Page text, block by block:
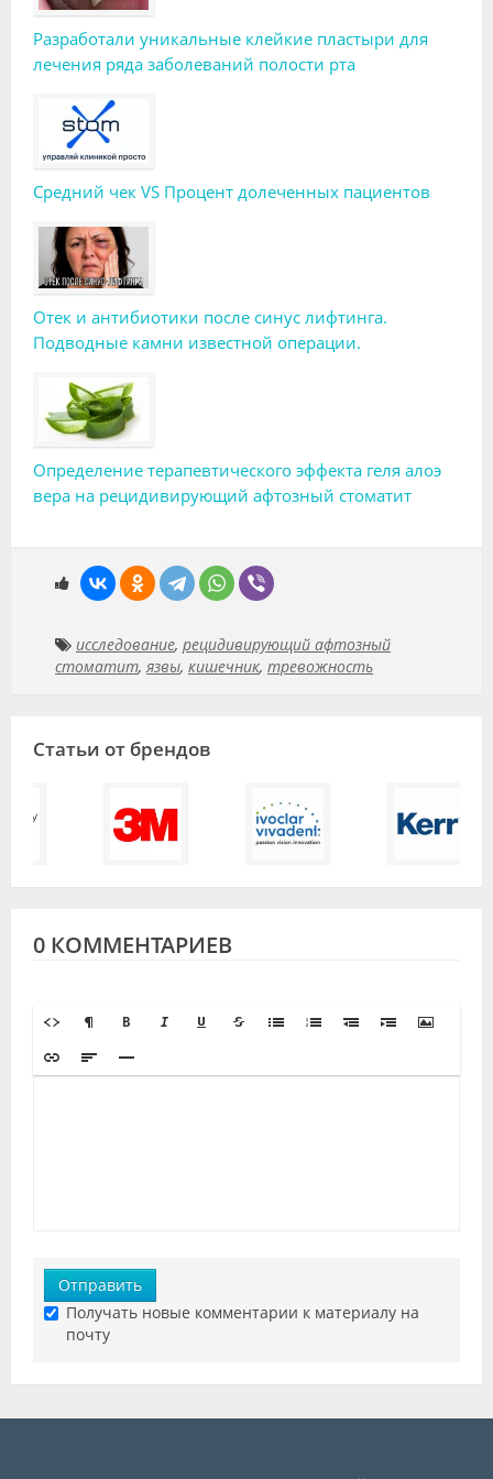
Разработали уникальные клейкие пластыри для
лечения ряда заболеваний полости рта
Средний чек VS Процент долеченных пациентов
Отек и антибиотики после синус лифтинга.
Подводные камни известной операции.
Определение терапевтического эффекта геля алоэ
вера на рецидивирующий афтозный стоматит
исследование, рецидивирующий афтозный
стоматит,язвы, кишечник, тревожность
Статьи от брендов
0 КОММЕНТАРИЕВ
Отправить
Получать новые комментарии к материалу на
почту